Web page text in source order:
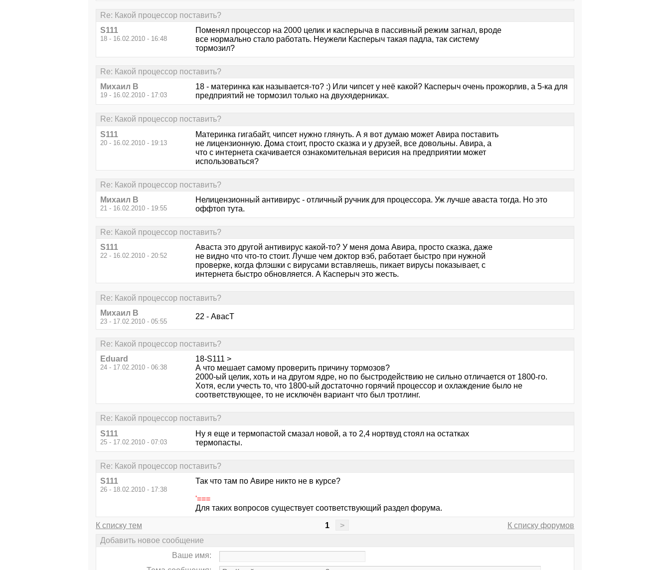
Re: Какой процессор поставить?
S111
18 - 16.02.2010 - 16:48
Поменял процессор на 2000 целик и касперыча в пассивный режим загнал, вроде
все нормально стало работать. Неужели Касперыч такая падла, так систему
тормозил?
Re: Какой процессор поставить?
Михаил В
19 - 16.02.2010 - 17:03
18 - материнка как называется-то? :) Или чипсет у неё какой? Касперыч очень прожорлив, а 5-ка для
предприятий не тормозил только на двухядерниках.
Re: Какой процессор поставить?
S111
20 - 16.02.2010 - 19:13
Материнка гигабайт, чипсет нужно глянуть. А я вот думаю может Авира поставить
не лицензионную. Дома стоит, просто сказка и у друзей, все довольны. Авира, а
что с интернета скачивается ознакомительная верисия на предприятии может
использоваться?
Re: Какой процессор поставить?
Михаил В
21 - 16.02.2010 - 19:55
Нелицензионный антивирус - отличный ручник для процессора. Уж лучше аваста тогда. Но это
оффтоп тута.
Re: Какой процессор поставить?
S111
22 - 16.02.2010 - 20:52
Аваста это другой антивирус какой-то? У меня дома Авира, просто сказка, даже
не видно что что-то стоит. Лучше чем доктор вэб, работает быстро при нужной
проверке, когда флэшки с вирусами вставляешь, пикает вирусы показывает, с
интернета быстро обновляется. А Касперыч это жесть.
Re: Какой процессор поставить?
Михаил В
23 - 17.02.2010 - 05:55
22 - АвасТ
Re: Какой процессор поставить?
Eduard
24 - 17.02.2010 - 06:38
18-S111 >
А что мешает самому проверить причину тормозов?
2000-ый целик, хоть и на другом ядре, но по быстродействию не сильно отличается от 1800-го.
Хотя, если учесть то, что 1800-ый достаточно горячий процессор и охлаждение было не
соответствующее, то не исключён вариант что был тротлинг.
Re: Какой процессор поставить?
S111
25 - 17.02.2010 - 07:03
Ну я еще и термопастой смазал новой, а то 2,4 нортвуд стоял на остатках
термопасты.
Re: Какой процессор поставить?
S111
26 - 18.02.2010 - 17:38
Так что там по Авире никто не в курсе?
'===
Для таких вопросов существует соответствующий раздел форума.
К списку тем 1 >
К списку форумов
Добавить новое сообщение
Ваше имя: